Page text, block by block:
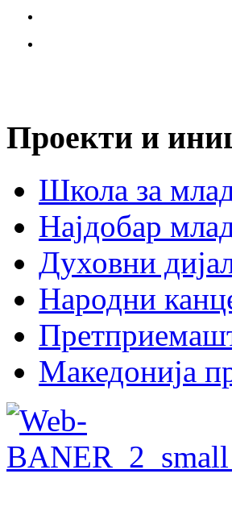
Проекти и
Школа за
Најдобар
Духовни
Народни
Македонија